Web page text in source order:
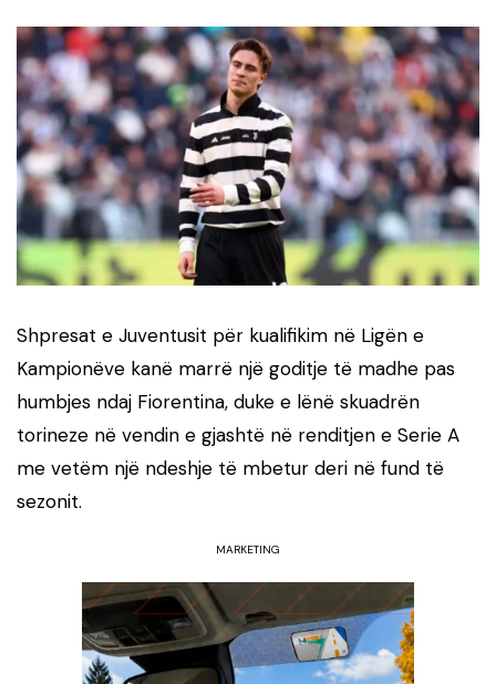
Shpresat e Juventusit për kualifikim në Ligën e
Kampionëve kanë marrë një goditje të madhe pas
humbjes ndaj Fiorentina, duke e lënë skuadrën
torineze në vendin e gjashtë në renditjen e Serie A
me vetëm një ndeshje të mbetur deri në fund të
sezonit.
MARKETING